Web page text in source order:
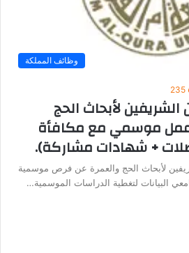
وظائف المملكة
235
لأبحاث الحج
موسمي مع مكافأة
+ شهادات مشاركة).
لأبحاث الحج والعمرة عن فرص موسمية
البيانات لتغطية الدراسات الموسمية…